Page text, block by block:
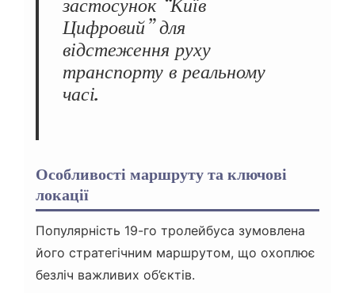
застосунок “Київ
Цифровий” для
відстеження руху
транспорту в реальному
часі.
Особливості маршруту та ключові
локації
Популярність 19-го тролейбуса зумовлена
його стратегічним маршрутом, що охоплює
безліч важливих об’єктів.